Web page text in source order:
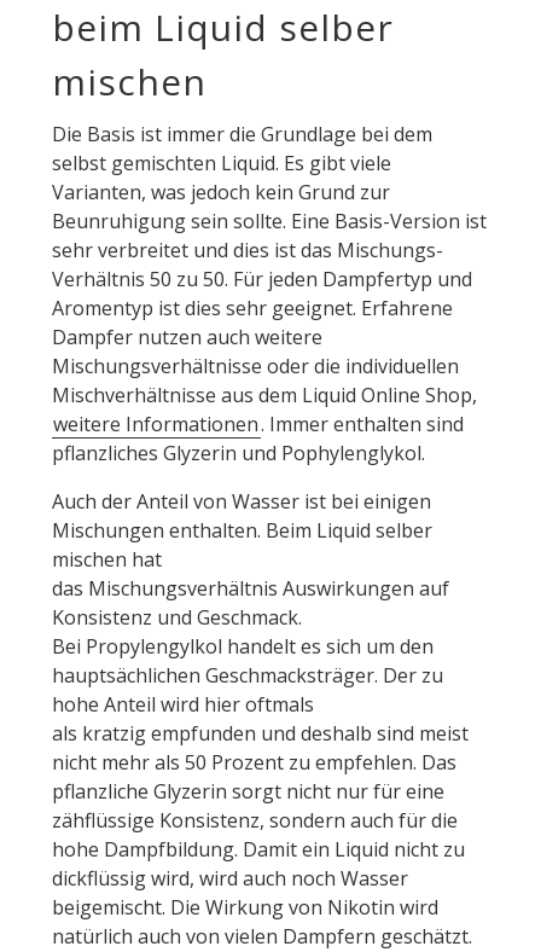
beim Liquid selber
mischen
Die Basis ist immer die Grundlage bei dem
selbst gemischten Liquid. Es gibt viele
Varianten, was jedoch kein Grund zur
Beunruhigung sein sollte. Eine Basis-Version ist
sehr verbreitet und dies ist das Mischungs-
Verhältnis 50 zu 50. Für jeden Dampfertyp und
Aromentyp ist dies sehr geeignet. Erfahrene
Dampfer nutzen auch weitere
Mischungsverhältnisse oder die individuellen
Mischverhältnisse aus dem Liquid Online Shop,
weitere Informationen. Immer enthalten sind
pflanzliches Glyzerin und Pophylenglykol.
Auch der Anteil von Wasser ist bei einigen
Mischungen enthalten. Beim Liquid selber
mischen hat
das Mischungsverhältnis Auswirkungen auf
Konsistenz und Geschmack.
Bei Propylengylkol handelt es sich um den
hauptsächlichen Geschmacksträger. Der zu
hohe Anteil wird hier oftmals
als kratzig empfunden und deshalb sind meist
nicht mehr als 50 Prozent zu empfehlen. Das
pflanzliche Glyzerin sorgt nicht nur für eine
zähflüssige Konsistenz, sondern auch für die
hohe Dampfbildung. Damit ein Liquid nicht zu
dickflüssig wird, wird auch noch Wasser
beigemischt. Die Wirkung von Nikotin wird
natürlich auch von vielen Dampfern geschätzt.